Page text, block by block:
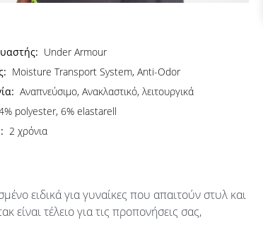
Under Armour
Moisture Transport System, Anti-Odor
Αναπνεύσιμο, Ανακλαστικό, λειτουργικά
polyester, 6% elastarell
2 χρόνια
ειδικά για γυναίκες που απαιτούν στυλ και
τέλειο για τις προπονήσεις σας,